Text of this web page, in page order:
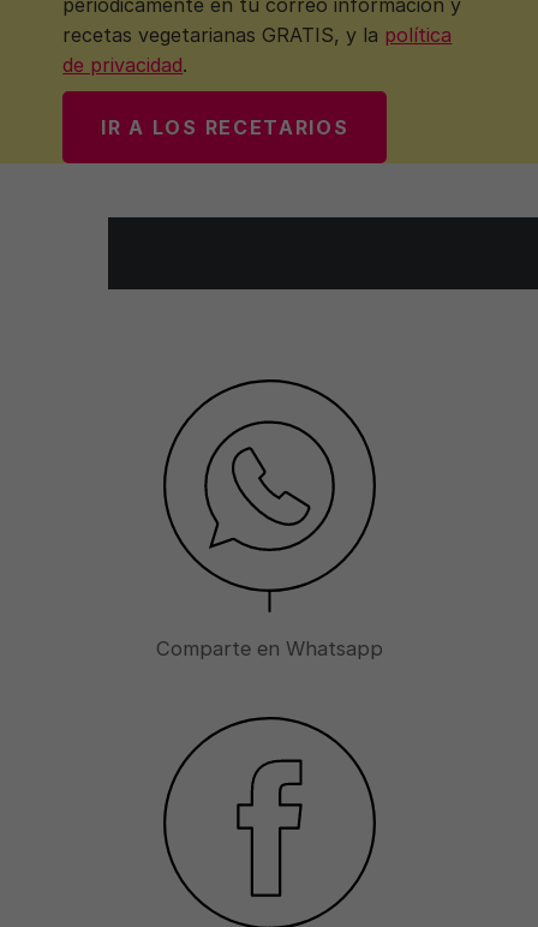
periódicamente en tu correo información y
recetas vegetarianas GRATIS, y la política
de privacidad.
Comparte en Whatsapp